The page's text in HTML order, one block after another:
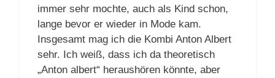
immer sehr mochte, auch als Kind schon,
lange bevor er wieder in Mode kam.
Insgesamt mag ich die Kombi Anton Albert
sehr. Ich weiß, dass ich da theoretisch
„Anton albert“ heraushören könnte, aber